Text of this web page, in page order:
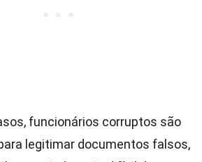
funcionários corruptos são
legitimar documentos falsos,